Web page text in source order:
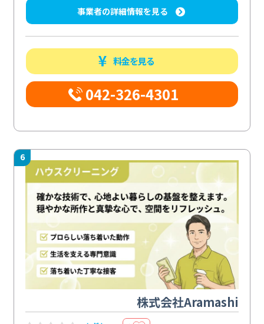
事業者の詳細情報を見る
料金を見る
042-326-4301
6
株式会社Aramashi